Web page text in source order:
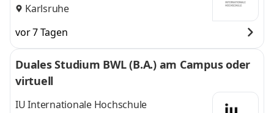
Karlsruhe
vor 7 Tagen
Duales Studium BWL (B.A.) am Campus oder
virtuell
IU Internationale Hochschule